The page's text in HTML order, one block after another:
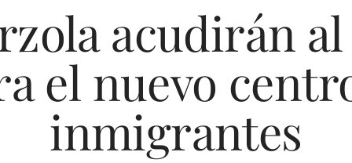
acudirán
el nuevo
inmigrantes